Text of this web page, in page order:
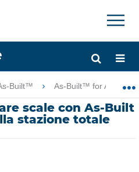
×
globale
Built™ As-Built™ for
scale con As-Built
stazione totale